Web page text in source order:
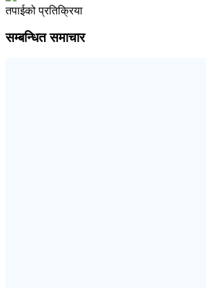
तपाईको प्रतिक्रिया
सम्बन्धित समाचार